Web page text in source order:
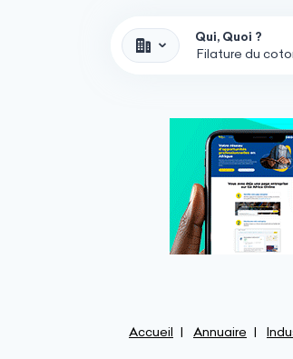
Qui, Quoi ?
Accueil Annuaire